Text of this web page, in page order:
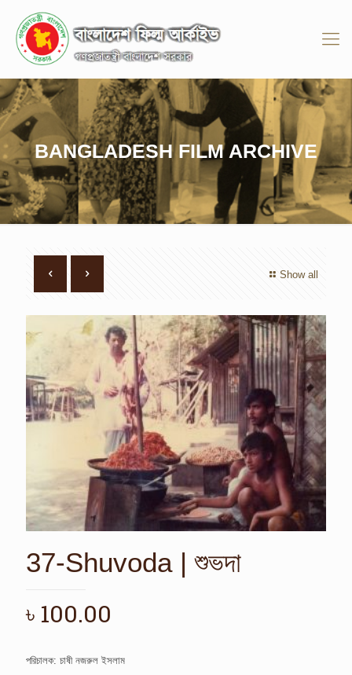
BANGLADESH FILM ARCHIVE
Show all
37-Shuvoda | শুভদা
৳ 100.00
পরিচালক: চাষী নজরুল ইসলাম